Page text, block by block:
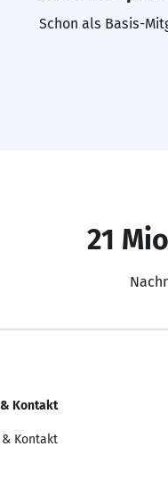
Schon als Basis-
21
Kontakt
Kontakt